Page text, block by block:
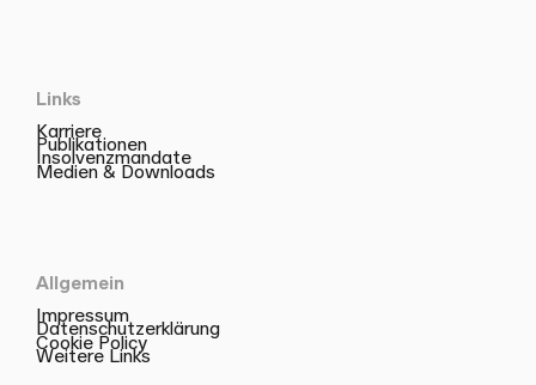
Links
Karriere
Publikationen
Insolvenzmandate
Medien & Downloads
Allgemein
Impressum
Datenschutzerklärung
Cookie Policy
Weitere Links